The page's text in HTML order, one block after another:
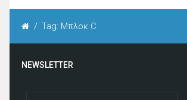
/ Tag: Μπλοκ C
NEWSLETTER